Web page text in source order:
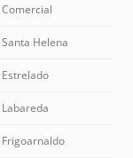
Comercial
Santa Helena
Estrelado
Labareda
Frigoarnaldo